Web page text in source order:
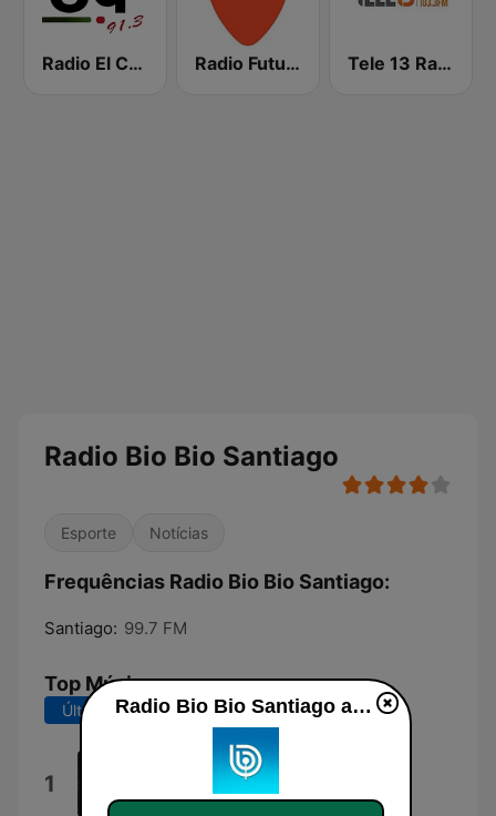
Radio El Conquistador Radio Futuro FM Tele 13 Radio
Radio Bio Bio Santiago
Esporte Notícias
Frequências Radio Bio Bio Santiago:
Santiago: 99.7 FM
Top Músicas
Últimos 7 dias Últimos 30 dias
1 Morning Martini
Warner Chappell Production Music
Radio Bio Bio Santiago ao vivo